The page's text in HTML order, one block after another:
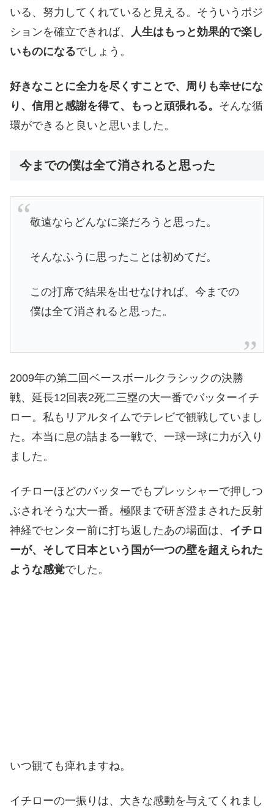
いる、努力してくれていると見える。そういうポジ
ションを確立できれば、 人生はもっと効果的で楽し
いものになるでしょう。
好きなことに全力を尽くすことで、周りも幸せにな
り、信用と感謝を得て、もっと頑張れる。 そんな循
環ができると良いと思いました。
今までの僕は全て消されると思った
敬遠ならどんなに楽だろうと思った。
そんなふうに思ったことは初めてだ。
この打席で結果を出せなければ、今までの
僕は全て消されると思った。
2009年の第二回ベースボールクラシックの決勝
戦、延長12回表2死二三塁の大一番でバッターイチ
ロー。私もリアルタイムでテレビで観戦していまし
た。本当に息の詰まる一戦で、一球一球に力が入り
ました。
イチローほどのバッターでもプレッシャーで押しつ
ぶされそうな大一番。極限まで研ぎ澄まされた反射
神経でセンター前に打ち返したあの場面は、 イチロ
ーが、そして日本という国が一つの壁を超えられた
ような感覚でした。
いつ観ても痺れますね。
イチローの一振りは、大きな感動を与えてくれまし